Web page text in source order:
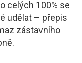
celých 100% se
udělat – přepis
zástavního